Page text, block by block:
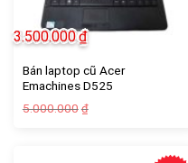
Bán laptop cũ Acer
Emachines D525
5.000.000 ₫
3.500.000₫